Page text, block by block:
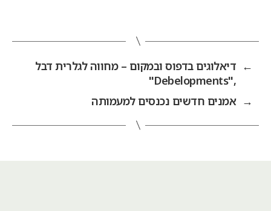
← דיאלוגים בדפוס ובמקום – מחווה לגלרית דבל
,"Debelopments"
→ אמנים חדשים נכנסים למעמותה